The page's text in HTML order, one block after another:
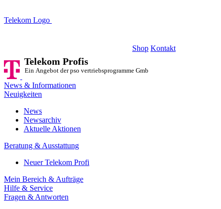
Telekom Logo
Shop Kontakt
Telekom Profis
Ein Angebot der pso vertriebsprogramme GmbH
News & Informationen
Neuigkeiten
News
Newsarchiv
Aktuelle Aktionen
Beratung & Ausstattung
Neuer Telekom Profi
Mein Bereich & Aufträge
Hilfe & Service
Fragen & Antworten